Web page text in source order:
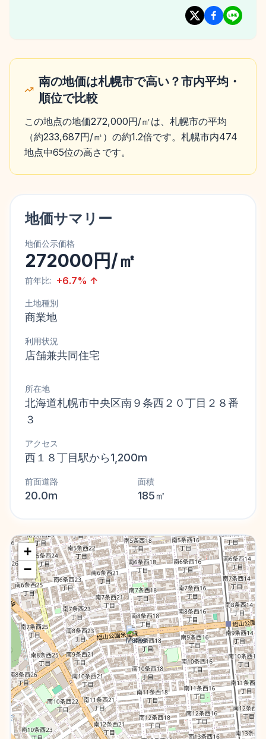
南の地価は札幌市で高い？市内平均・
順位で比較
この地点の地価272,000円/㎡は、札幌市の平均
（約233,687円/㎡）の約1.2倍です。札幌市内474
地点中65位の高さです。
地価サマリー
地価公示価格
272000円/㎡
前年比: +6.7% ↑
土地種別
商業地
利用状況
店舗兼共同住宅
所在地
北海道札幌市中央区南９条西２０丁目２８番
３
アクセス
西１８丁目駅から1,200m
前面道路
20.0m
面積
185㎡
+
−